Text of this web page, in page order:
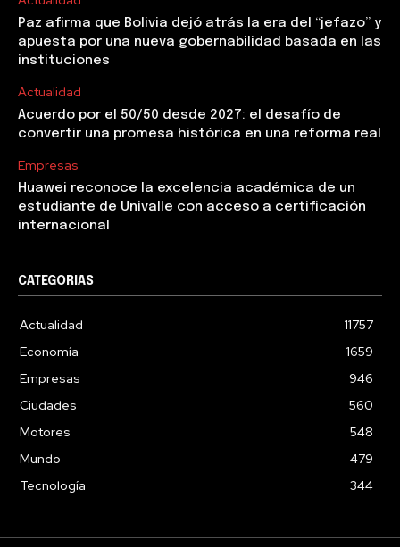
Paz afirma que Bolivia dejó atrás la era del “jefazo” y
apuesta por una nueva gobernabilidad basada en las
instituciones
Actualidad
Acuerdo por el 50/50 desde 2027: el desafío de
convertir una promesa histórica en una reforma real
Empresas
Huawei reconoce la excelencia académica de un
estudiante de Univalle con acceso a certificación
internacional
CATEGORIAS
Actualidad
11757
Economía
1659
Empresas
946
Ciudades
560
Motores
548
Mundo
479
Tecnología
344